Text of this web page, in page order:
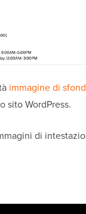
immagine di
sito WordPress.
di